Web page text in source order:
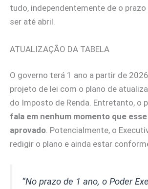
tudo, independentemente de o
ser até abril.
ATUALIZAÇÃO DA TABELA
O governo terá 1 ano a partir de
projeto de lei com o plano de
do Imposto de Renda. Entretanto, o
fala em nenhum momento que
aprovado. Potencialmente, o
redigir o plano e ainda estar
“No prazo de 1 ano, o Poder